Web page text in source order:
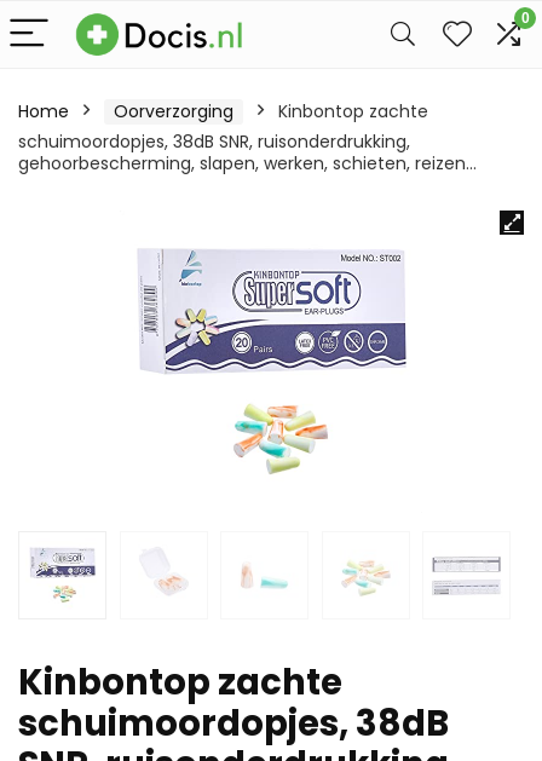
0
Home Oorverzorging
Kinbontop zachte
schuimoordopjes, 38dB SNR, ruisonderdrukking,
gehoorbescherming, slapen, werken, schieten, reizen…
Kinbontop zachte
schuimoordopjes, 38dB